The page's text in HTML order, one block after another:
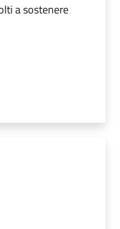
a sostenere